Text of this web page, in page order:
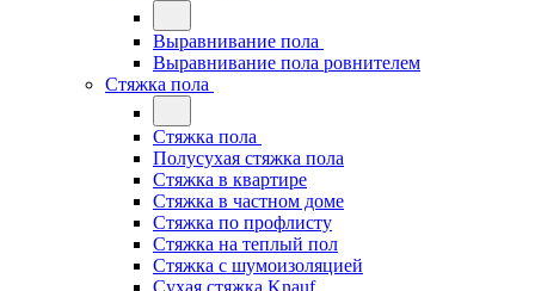
Выравнивание пола
Выравнивание пола ровнителем
Стяжка пола
Стяжка пола
Полусухая стяжка пола
Стяжка в квартире
Стяжка в частном доме
Стяжка по профлисту
Стяжка на теплый пол
Стяжка с шумоизоляцией
Сухая стяжка Knauf